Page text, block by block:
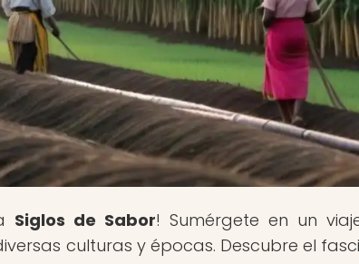
Siglos de Sabor! Sumérgete en un
culturas y épocas. Descubre el